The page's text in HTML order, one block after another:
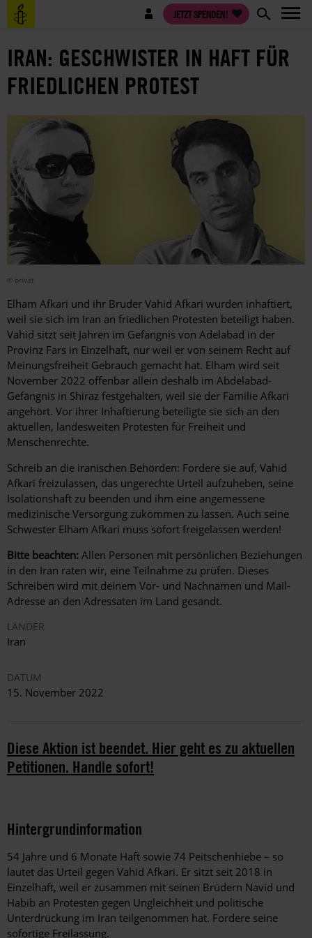
Direkt
zum
Benutzermenü JETZT SPENDEN!
IRAN: GESCHWISTER IN HAFT FÜR
FRIEDLICHEN PROTEST
© privat
Elham Afkari und ihr Bruder Vahid Afkari wurden inhaftiert,
weil sie sich im Iran an friedlichen Protesten beteiligt haben.
Vahid sitzt seit Jahren im Gefängnis von Adelabad in der
Provinz Fars in Einzelhaft, nur weil er von seinem Recht auf
Meinungsfreiheit Gebrauch gemacht hat. Elham wird seit
November 2022 offenbar allein deshalb im Abdelabad-
Gefängnis in Shiraz festgehalten, weil sie der Familie Afkari
angehört. Vor ihrer Inhaftierung beteiligte sie sich an den
aktuellen, landesweiten Protesten für Freiheit und
Menschenrechte.
Schreib an die iranischen Behörden: Fordere sie auf, Vahid
Afkari freizulassen, das ungerechte Urteil aufzuheben, seine
Isolationshaft zu beenden und ihm eine angemessene
medizinische Versorgung zukommen zu lassen. Auch seine
Schwester Elham Afkari muss sofort freigelassen werden!
Bitte beachten: Allen Personen mit persönlichen Beziehungen
in den Iran raten wir, eine Teilnahme zu prüfen. Dieses
Schreiben wird mit deinem Vor- und Nachnamen und Mail-
Adresse an den Adressaten im Land gesandt.
LÄNDER
Iran
DATUM
15. November 2022
Diese Aktion ist beendet. Hier geht es zu aktuellen
Petitionen. Handle sofort!
Hintergrundinformation
Hintergrund
54 Jahre und 6 Monate Haft sowie 74 Peitschenhiebe – so
lautet das Urteil gegen Vahid Afkari. Er sitzt seit 2018 in
Einzelhaft, weil er zusammen mit seinen Brüdern Navid und
Habib an Protesten gegen Ungleichheit und politische
Unterdrückung im Iran teilgenommen hat. Fordere seine
sofortige Freilassung.